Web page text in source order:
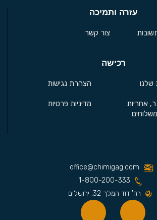
עזרה ותמיכה
צור קשר
רכישה
שלנו
אחריות
משלוחים
הצהרת נגישות
מדיניות פרטיות
office@chimigag.com
1-800-200-333
רח' דוד המלך 32, ירושלים